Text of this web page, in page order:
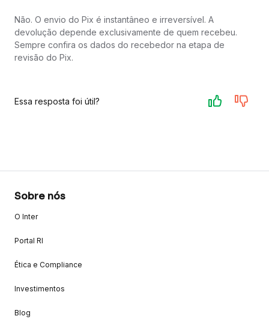
Não. O envio do Pix é instantâneo e irreversível. A
devolução depende exclusivamente de quem recebeu.
Sempre confira os dados do recebedor na etapa de
revisão do Pix.
Essa resposta foi útil?
Sobre nós
O Inter
Portal RI
Ética e Compliance
Investimentos
Blog